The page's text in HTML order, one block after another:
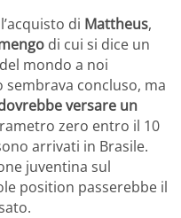
di Mattheus,
di cui si dice un
mondo a noi
sembrava concluso, ma
versare un
zero entro il 10
arrivati in Brasile.
juventina sul
position passerebbe il